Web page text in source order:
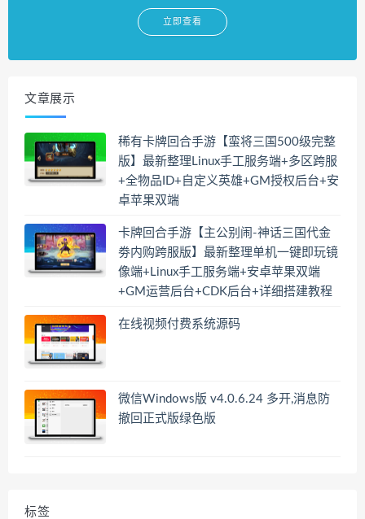
立即查看
文章展示
稀有卡牌回合手游【蛮将三国500级完整
版】最新整理Linux手工服务端+多区跨服
+全物品ID+自定义英雄+GM授权后台+安
卓苹果双端
卡牌回合手游【主公别闹-神话三国代金
劵内购跨服版】最新整理单机一键即玩镜
像端+Linux手工服务端+安卓苹果双端
+GM运营后台+CDK后台+详细搭建教程
在线视频付费系统源码
微信Windows版 v4.0.6.24 多开,消息防
撤回正式版绿色版
标签